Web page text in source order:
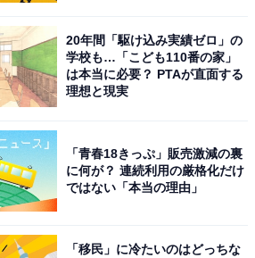
20年間「駆け込み実績ゼロ」の
学校も…「こども110番の家」
は本当に必要？ PTAが直面する
理想と現実
「青春18きっぷ」販売激減の裏
に何が？ 連続利用の厳格化だけ
ではない「本当の理由」
「移民」に冷たいのはどっちな